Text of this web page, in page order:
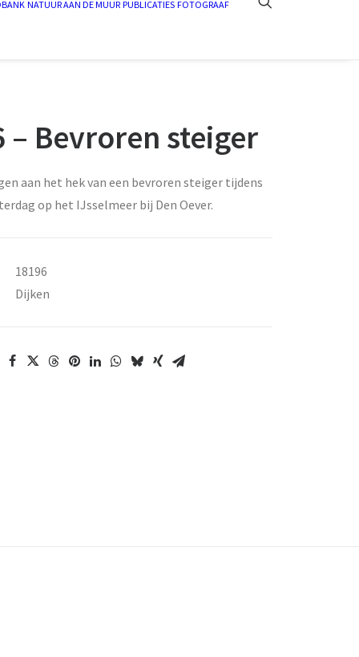
NATUUR AAN DE MUUR PUBLICATIES FOTOGRAAF
– Bevroren steiger
aan het hek van een bevroren steiger tijdens
op het IJsselmeer bij Den Oever.
18196
Dijken